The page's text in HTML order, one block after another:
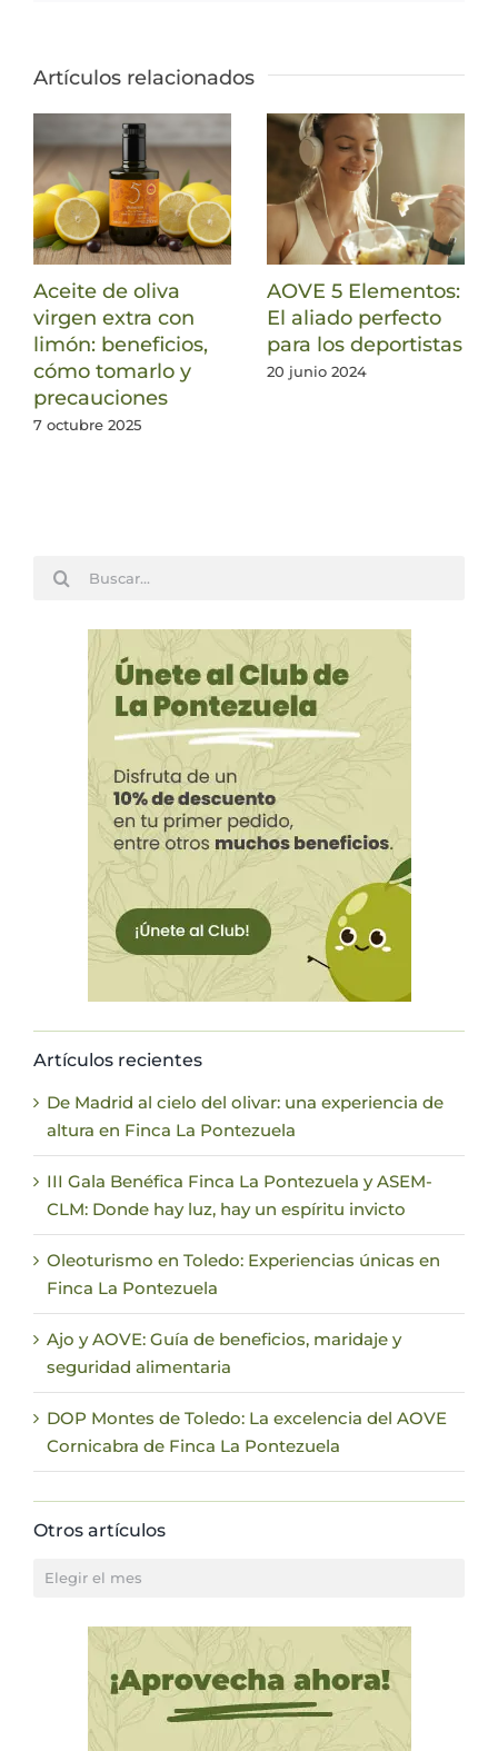
Artículos relacionados
Aceite de oliva
virgen extra con
limón: beneficios,
cómo tomarlo y
precauciones
7 octubre 2025
AOVE 5 Elementos:
El aliado perfecto
para los deportistas
20 junio 2024
Buscar:
Artículos recientes
De Madrid al cielo del olivar: una experiencia de
altura en Finca La Pontezuela
III Gala Benéfica Finca La Pontezuela y ASEM-
CLM: Donde hay luz, hay un espíritu invicto
Oleoturismo en Toledo: Experiencias únicas en
Finca La Pontezuela
Ajo y AOVE: Guía de beneficios, maridaje y
seguridad alimentaria
DOP Montes de Toledo: La excelencia del AOVE
Cornicabra de Finca La Pontezuela
Otros artículos
Otros